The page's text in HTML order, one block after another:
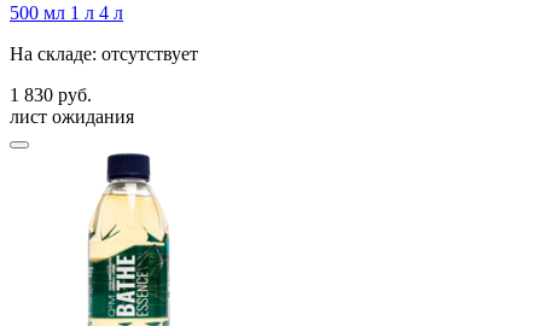
500 мл 1 л 4 л
На складе: отсутствует
1 830 руб.
лист ожидания